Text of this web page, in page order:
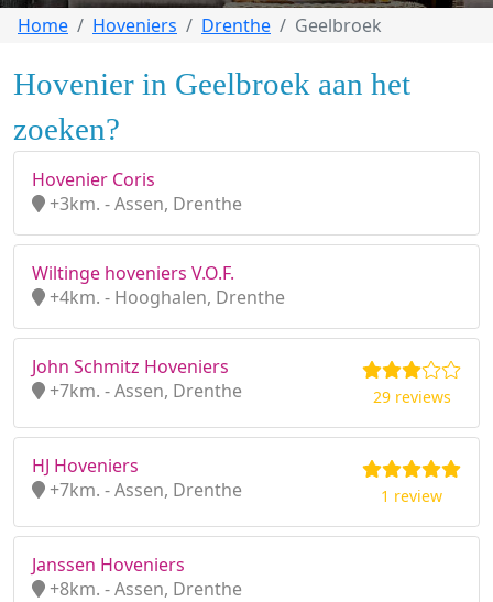
Home Hoveniers Drenthe Geelbroek
Hovenier in Geelbroek aan het
zoeken?
Hovenier Coris
+3km. - Assen, Drenthe
Wiltinge hoveniers V.O.F.
+4km. - Hooghalen, Drenthe
John Schmitz Hoveniers
+7km. - Assen, Drenthe
29 reviews
HJ Hoveniers
+7km. - Assen, Drenthe
1 review
Janssen Hoveniers
+8km. - Assen, Drenthe